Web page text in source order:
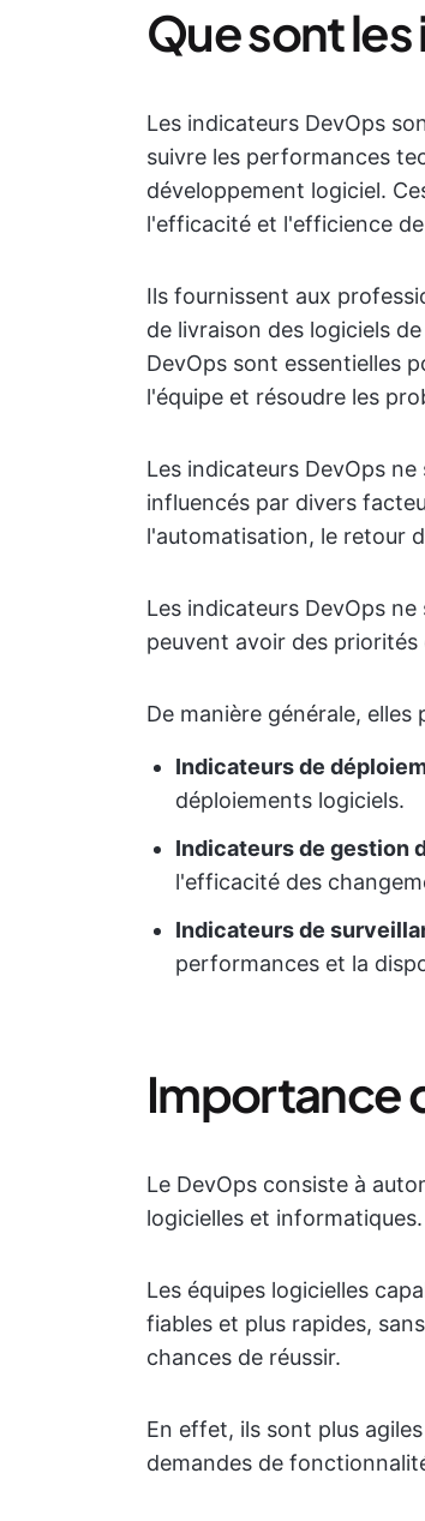
Que sont
Les indicateurs DevOps
suivre les performances
développement logiciel.
l'efficacité et l'efficience
Ils fournissent aux
de livraison des logiciels
DevOps sont essentielles
l'équipe et résoudre les
Les indicateurs DevOps
influencés par divers
l'automatisation, le retour
Les indicateurs DevOps
peuvent avoir des
De manière générale,
Indicateurs de
déploiements logiciels.
Indicateurs de gestion
l'efficacité des
Indicateurs de
performances et la
Importance
Le DevOps consiste à
logicielles et informatiques.
Les équipes logicielles
fiables et plus rapides,
chances de réussir.
En effet, ils sont plus
demandes de